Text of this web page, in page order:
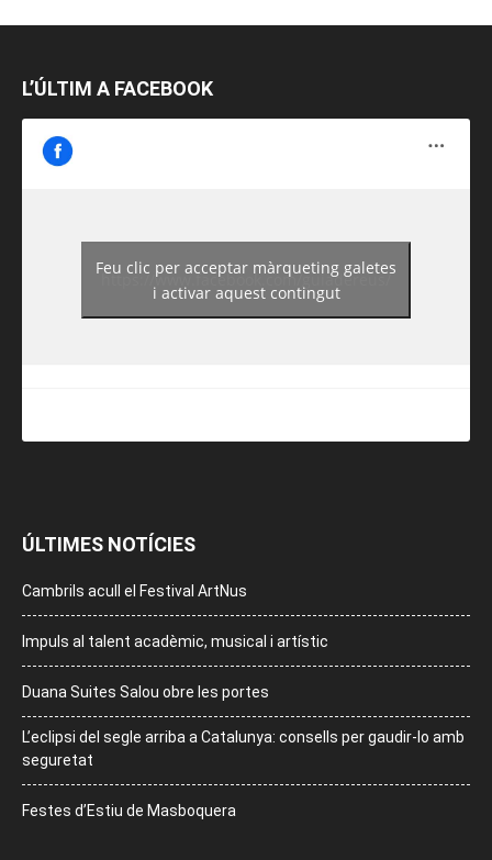
L’ÚLTIM A FACEBOOK
https://www.facebook.com/guiadereus/
Feu clic per acceptar màrqueting galetes
i activar aquest contingut
ÚLTIMES NOTÍCIES
Cambrils acull el Festival ArtNus
Impuls al talent acadèmic, musical i artístic
Duana Suites Salou obre les portes
L’eclipsi del segle arriba a Catalunya: consells per gaudir-lo amb
seguretat
Festes d’Estiu de Masboquera